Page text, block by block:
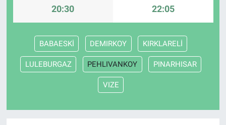
20:30 22:05
BABAESKİ DEMIRKOY KIRKLARELİ
LULEBURGAZ PEHLIVANKOY PINARHISAR
VIZE